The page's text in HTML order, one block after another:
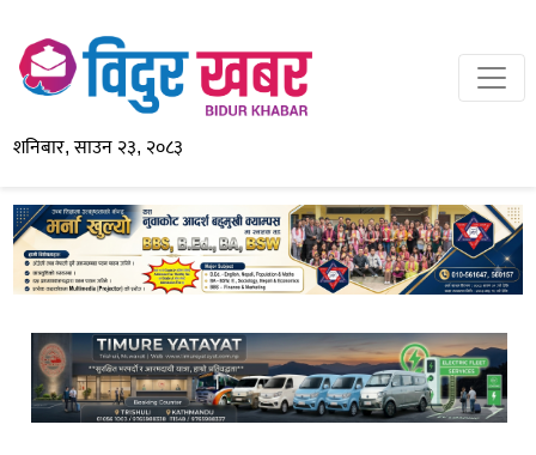
शनिबार, साउन २३, २०८३